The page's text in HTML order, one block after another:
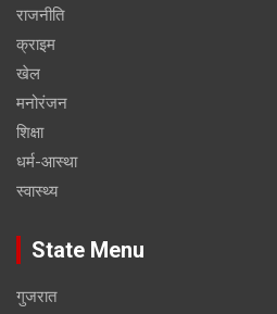
राजनीति
क्राइम
खेल
मनोरंजन
शिक्षा
धर्म-आस्था
स्वास्थ्य
State Menu
गुजरात